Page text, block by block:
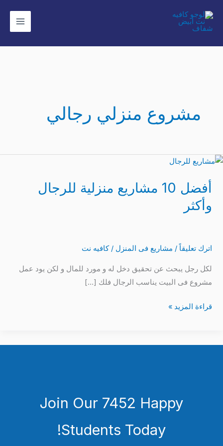
مشروع منزلي رجالي
أفضل 10 مشاريع منزلية للرجال
وأكثر
اترك تعليقاً /مشاريع فى المنزل/كافيه نت
لكل رجل يبحث عن تحقيق دخل له و مورد للمال و لكن يود عمل
مشروع فى البيت يناسب الرجال فلك […]
أفضل
مشاريع
منزلية
للرجال
قراءة المزيد »
Join Our 7452 Happy
Students​ Today!